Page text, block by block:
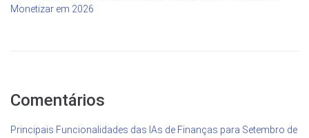
Monetizar em 2026
Comentários
Principais Funcionalidades das IAs de Finanças para Setembro de